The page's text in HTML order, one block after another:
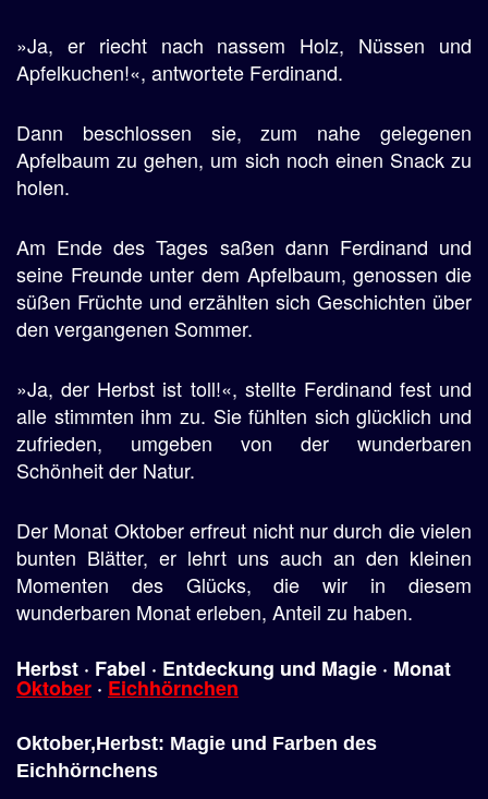
»Ja, er riecht nach nassem Holz, Nüssen und
Apfelkuchen!«, antwortete Ferdinand.
Dann beschlossen sie, zum nahe gelegenen
Apfelbaum zu gehen, um sich noch einen Snack zu
holen.
Am Ende des Tages saßen dann Ferdinand und
seine Freunde unter dem Apfelbaum, genossen die
süßen Früchte und erzählten sich Geschichten über
den vergangenen Sommer.
»Ja, der Herbst ist toll!«, stellte Ferdinand fest und
alle stimmten ihm zu. Sie fühlten sich glücklich und
zufrieden, umgeben von der wunderbaren
Schönheit der Natur.
Der Monat Oktober erfreut nicht nur durch die vielen
bunten Blätter, er lehrt uns auch an den kleinen
Momenten des Glücks, die wir in diesem
wunderbaren Monat erleben, Anteil zu haben.
Herbst · Fabel · Entdeckung und Magie · Monat
Oktober · Eichhörnchen
Oktober,Herbst: Magie und Farben des
Eichhörnchens